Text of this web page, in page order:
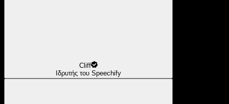
Cliff
Ιδρυτής του Speechify